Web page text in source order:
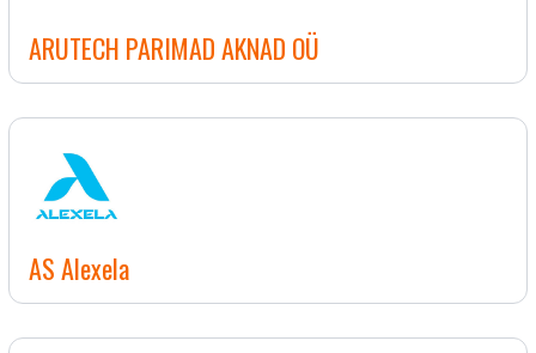
ARUTECH PARIMAD AKNAD OÜ
AS Alexela